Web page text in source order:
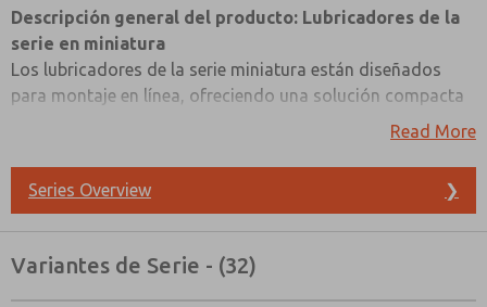
Descripción general del producto: Lubricadores de la
serie en miniatura
Los lubricadores de la serie miniatura están diseñados
para montaje en línea, ofreciendo una solución compacta
para la lubricación. Puede elegir entre un recipiente de
aluminio, según sus necesidades. Estos lubricadores
incluyen modelos de bajo caudal, diseñados
caudal extremadamente bajo, inferior a 1 scfm (0,5 l/s).
Para una lubricación uniforme y fiable, tanto los
Read More
Series Overview ❯
Variantes de Serie - (32)
¿Método de Contacto Preferido?